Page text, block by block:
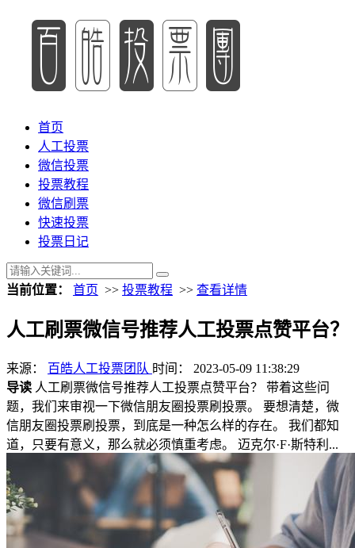
首页
人工投票
微信投票
投票教程
微信刷票
快速投票
投票日记
当前位置： 首页 >> 投票教程 >> 查看详情
人工刷票微信号推荐人工投票点赞平台？
来源： 百皓人工投票团队 时间： 2023-05-09 11:38:29
导读 人工刷票微信号推荐人工投票点赞平台？ 带着这些问
题，我们来审视一下微信朋友圈投票刷投票。 要想清楚，微
信朋友圈投票刷投票，到底是一种怎么样的存在。 我们都知
道，只要有意义，那么就必须慎重考虑。 迈克尔·F·斯特利...